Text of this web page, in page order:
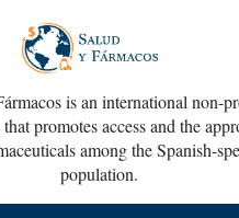
is an international non-
promotes access and the
among the Spanish-
population.